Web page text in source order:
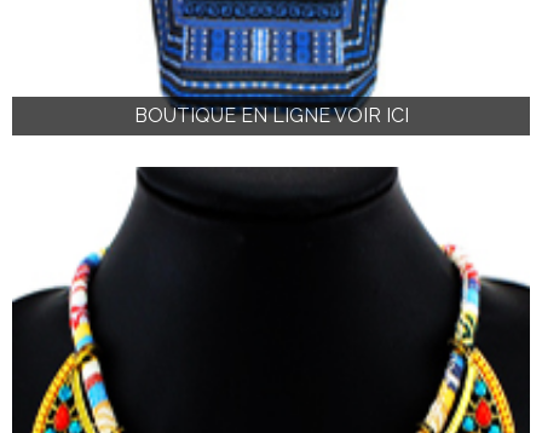
BOUTIQUE EN LIGNE VOIR ICI